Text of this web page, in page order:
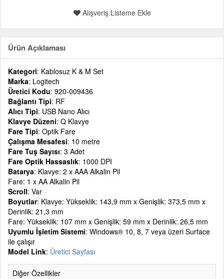
Alışveriş Listeme Ekle
Ürün Açıklaması
Kategori: Kablosuz K & M Set
Marka: Logitech
Üretici Kodu: 920-009436
Bağlantı Tipi: RF
Alıcı Tipi: USB Nano Alıcı
Klavye Düzeni: Q Klavye
Fare Tipi: Optik Fare
Çalışma Mesafesi: 10 metre
Fare Tuş Sayısı: 3 Adet
Fare Optik Hassaslık: 1000 DPI
Batarya: Klavye: 2 x AAA Alkalin Pil
Fare: 1 x AA Alkalin Pil
Scroll: Var
Boyutlar: Klavye: Yükseklik: 143,9 mm x Genişlik: 373,5 mm x
Derinlik: 21,3 mm
Fare: Yükseklik: 107 mm x Genişlik: 59 mm x Derinlik: 26,5 mm
Uyumlu İşletim Sistemi: Windows® 10, 8, 7 veya üzeri Surface
ile çalışır
Model Link: Üretici Sayfası
Diğer Özellikler